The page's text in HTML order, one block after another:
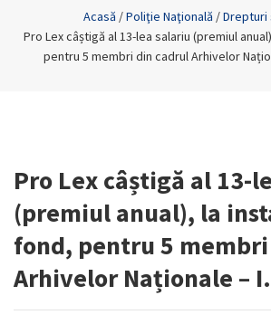
Acasă /Poliţie Naţională /Drepturi
Pro Lex câștigă al 13-lea salariu (premiul
pentru 5 membri din cadrul Arhivelor
Pro Lex câștigă al 13-
(premiul anual), la
fond, pentru 5
Arhivelor Naționale –